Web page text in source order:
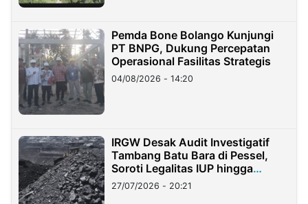
Pemda Bone Bolango Kunjungi
PT BNPG, Dukung Percepatan
Operasional Fasilitas Strategis
04/08/2026 - 14:20
IRGW Desak Audit Investigatif
Tambang Batu Bara di Pessel,
Soroti Legalitas IUP hingga
Stockpile
27/07/2026 - 20:21